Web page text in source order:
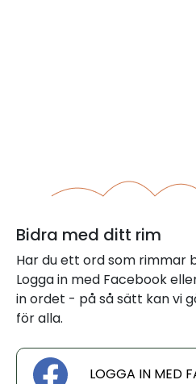
Bidra med ditt rim
Har du ett ord som rimmar
Logga in med Facebook
in ordet - på så sätt kan vi
för alla.
LOGGA IN MED